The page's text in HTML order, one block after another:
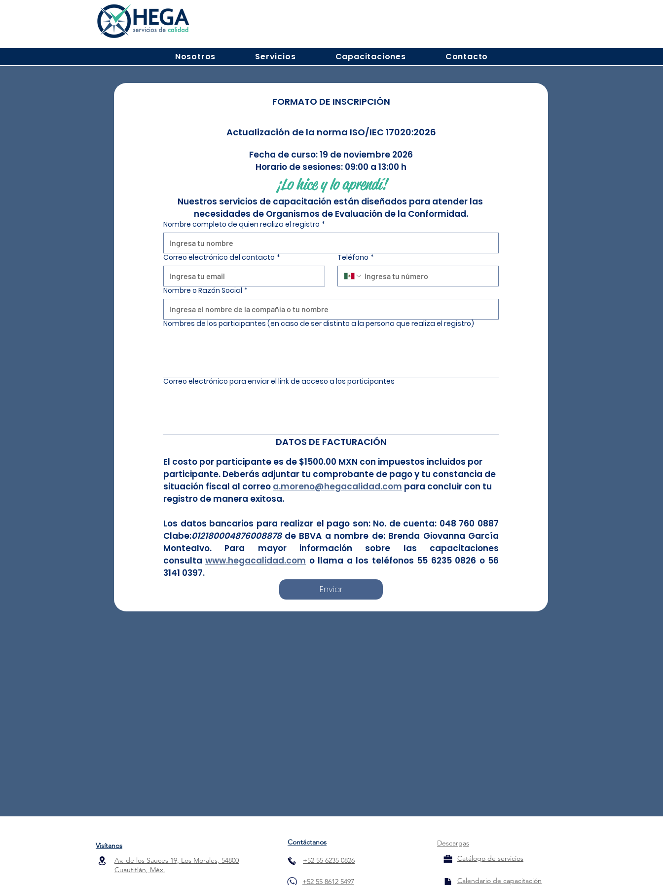
Nosotros Servicios Capacitaciones Contacto
FORMATO DE INSCRIPCIÓN
Actualización de la norma ISO/IEC 17020:2026
Fecha de curso: 19 de noviembre 2026
Horario de sesiones: 09:00 a 13:00 h
¡Lo hice y lo aprendí!
Nuestros servicios de capacitación están diseñados para atender las
necesidades de Organismos de Evaluación de la Conformidad.
Nombre completo de quien realiza el registro *
Correo electrónico del contacto * Teléfono *
Nombre o Razón Social *
Nombres de los participantes (en caso de ser distinto a la persona que realiza el registro)
Correo electrónico para enviar el link de acceso a los participantes
DATOS DE FACTURACIÓN
El costo por participante es de $1500.00 MXN con impuestos incluidos por
participante. Deberás adjuntar tu comprobante de pago y tu constancia de
situación fiscal al correo a.moreno@hegacalidad.com para concluir con tu
registro de manera exitosa.
Los datos bancarios para realizar el pago son: No. de cuenta: 048 760 0887
Clabe:012180004876008878 de BBVA a nombre de: Brenda Giovanna García
Montealvo. Para mayor información sobre las capacitaciones
consulta www.hegacalidad.com o llama a los teléfonos 55 6235 0826 o 56
3141 0397.​
Enviar
Visítanos
Av. de los Sauces 19, Los Morales, 54800
Cuautitlán, Méx.
Contáctanos
+52 55 8612 5497
+52 55 6235 0826
Descargas
Catálogo de servicios
Calendario de capacitación